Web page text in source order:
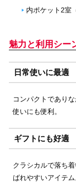
内ポケット2室
魅力と利用シー
日常使いに最適
コンパクトであり
使いにも便利。
ギフトにも好適
クラシカルで落ち
ばれやすいアイテム